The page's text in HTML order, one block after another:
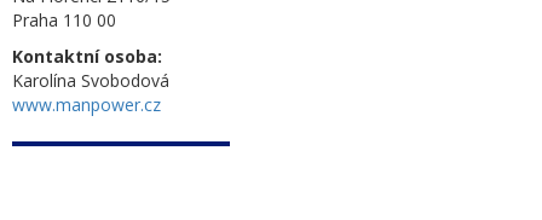
Praha 110 00
Kontaktní osoba:
Karolína Svobodová
www.manpower.cz